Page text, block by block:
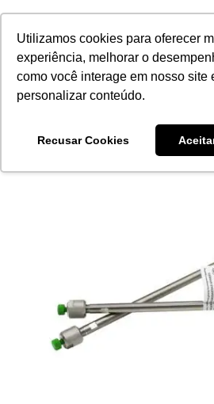
Utilizamos cookies para oferecer
experiência, melhorar o
como você interage em nosso site
personalizar conteúdo.
Recusar Cookies
Produtos